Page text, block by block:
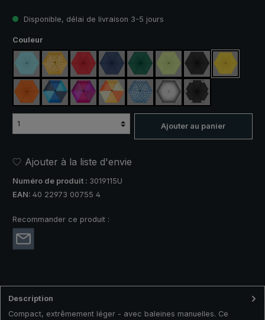
Disponible, délai de livraison 3-5 jours
Sélectionnez
Couleur
bleu clairjaune / orange à carreaux
rouge bleu marinevert foncévert clair noir jaune
orange bleu / vertviolet / rouge / gris
orange / jaunebleu / vert à carreaux
argent, protection UV 50+
noir, avec
Ajouter au panier
Ajouter à la liste d'envie
Numéro de produit : 3019115U
EAN: 40 22973 00755 4
Recommander ce produit :
Description
Compact, extrêmement léger - avec baleines manuelles. Ce